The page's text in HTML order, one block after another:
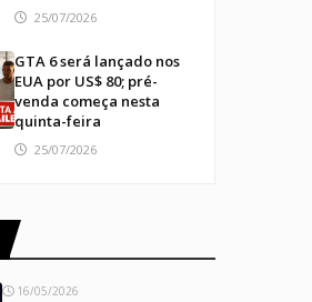
25/07/2026
GTA 6 será lançado nos
EUA por US$ 80; pré-
venda começa nesta
quinta-feira
25/07/2026
16/05/2026